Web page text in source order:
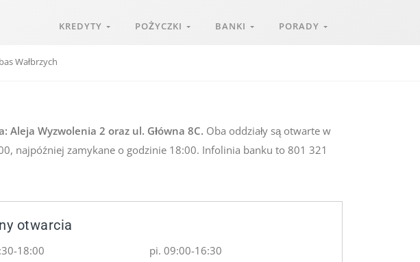
KREDYTY POŻYCZKI BANKI PORADY
Wałbrzych
Aleja Wyzwolenia 2 oraz ul. Główna 8C. Oba oddziały są otwarte w
najpóźniej zamykane o godzinie 18:00. Infolinia banku to 801 321
otwarcia
18:00
pi. 09:00-16:30